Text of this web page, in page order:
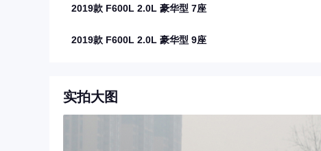
2019款 F600L 2.0L 豪华型 7座
2019款 F600L 2.0L 豪华型 9座
实拍大图